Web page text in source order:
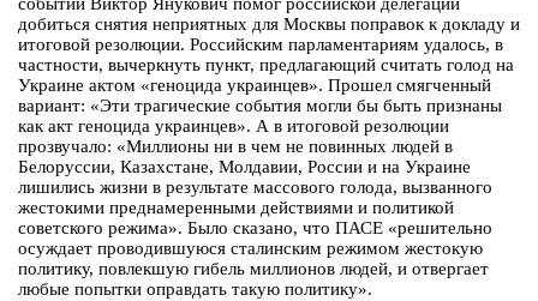
добиться снятия неприятных для Москвы поправок к докладу и
итоговой резолюции. Российским парламентариям удалось, в
частности, вычеркнуть пункт, предлагающий считать голод на
Украине актом «геноцида украинцев». Прошел смягченный
вариант: «Эти трагические события могли бы быть признаны
как акт геноцида украинцев». А в итоговой резолюции
прозвучало: «Миллионы ни в чем не повинных людей в
Белоруссии, Казахстане, Молдавии, России и на Украине
лишились жизни в результате массового голода, вызванного
жестокими преднамеренными действиями и политикой
советского режима». Было сказано, что ПАСЕ «решительно
осуждает проводившуюся сталинским режимом жестокую
политику, повлекшую гибель миллионов людей, и отвергает
любые попытки оправдать такую политику».